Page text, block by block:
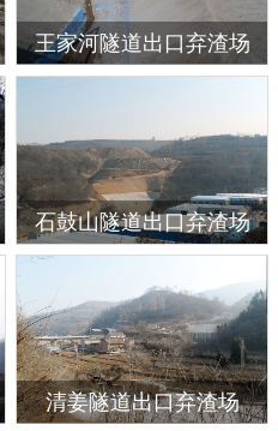
王家河隧道出口弃渣场
石鼓山隧道出口弃渣场
清姜隧道出口弃渣场